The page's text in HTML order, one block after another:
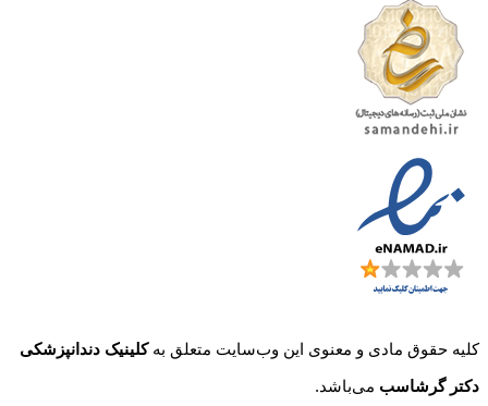
حقوق مادی و معنوی این وب‌سایت متعلق بهکلینیک دندانپزشکی
گرشاسبمی‌باشد.